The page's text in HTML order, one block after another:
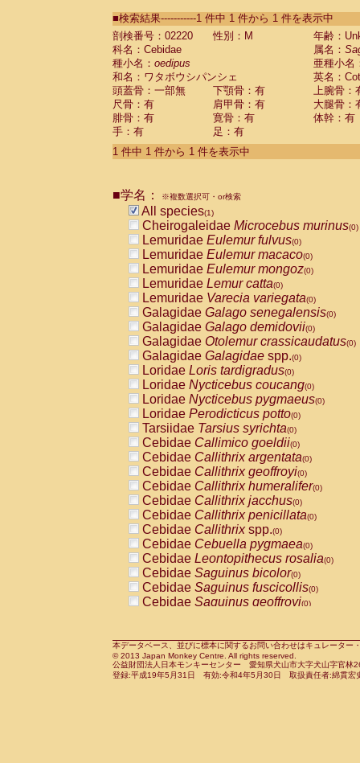
CebidaeSaguinus labiatus(0)
Cebidae Saguinus leucopus (0)
Cebidae
Cebidae
CebidaeSaguinus nigricollis (0)
Cebidae Saguinus oedipus
Cebidae Saguinus weddelli
Cebidae Saguinusspp.
Cebidae Aotus trivirgatus
Cebidae Cebus albifrons
CebidaeCebus nigrivittatus
CebidaeCebus
CebidaeSaimiri boliviensis(0)
CebidaeSaimiri sciureus(0)
AtelidaeAlouatta caraya(0)
AtelidaeAlouatta fusca(0)
AtelidaeAlouatta seniculus
AtelidaeAlouattaspp.(0)
AtelidaeAteles belzebuth(0)
AtelidaeAteles geoffroyi(0)
AtelidaeAteles paniscus(0)
AtelidaeAtelesspp.(0)
Atelidae Lagothrix lagothricha
AtelidaeLagothrix lagothricha cana
PitheciidaeCacajao calvus
PitheciidaeCallicebus cupreus
PitheciidaeCallicebus donacophilus
PitheciidaeCallicebus moloch
PitheciidaeCallicebus torquatus
PitheciidaeCallicebusspp.(0)
PitheciidaeChiropotes satanas(0)
PitheciidaePithecia monachus
PitheciidaePithecia pithecia(0)
CercopithecidaeCercocebus agilis
CercopithecidaeCercocebus
CercopithecidaeCercocebus
CercopithecidaeCercocebus
CercopithecidaeCercocebus
CercopithecidaeCercocebushybrid
CercopithecidaePapio anubis(0)
CercopithecidaePapio cynocephalus
CercopithecidaePapio hamadryas(0)
■検索結果-----------1 件中 1 件から 1 件を表示中
剖検番号：02220
性別：M
年齢：
科名：Cebidae
属名：
種小名： oedipus
亜種小名
和名：ワタボウシパンシェ
英名：
頭蓋骨：一部無
下顎骨：有
上腕骨：
尺骨：有
肩甲骨：有
大腿骨：
腓骨：有
寛骨：有
体幹：有
手：有
足：有
1 件中 1 件から 1 件を表示中
■学名： ※複数選択可・or検索
All species(1)
Cheirogaleidae Microcebus murinus(0)
Lemuridae Eulemur fulvus(0)
Lemuridae Eulemur macaco(0)
Lemuridae Eulemur mongoz(0)
Lemuridae Lemur catta(0)
Lemuridae Varecia variegata(0)
Galagidae Galago senegalensis(0)
Galagidae Galago demidovii(0)
Galagidae Otolemur crassicaudatus(0)
Galagidae Galagidae spp.(0)
Loridae Loris tardigradus(0)
Loridae Nycticebus coucang(0)
Loridae Nycticebus pygmaeus(0)
Loridae Perodicticus potto(0)
Tarsiidae Tarsius syrichta(0)
Cebidae Callimico goeldii(0)
Cebidae Callithrix argentata(0)
Cebidae Callithrix geoffroyi(0)
Cebidae Callithrix humeralifer(0)
Cebidae Callithrix jacchus(0)
Cebidae Callithrix penicillata(0)
Cebidae Callithrixspp.(0)
Cebidae Cebuella pygmaea(0)
Cebidae Leontopithecus rosalia(0)
Cebidae Saguinus bicolor(0)
Cebidae Saguinus fuscicollis(0)
Cebidae Saguinus geoffroyi(0)
CebidaeSaguinus leucopus(0)
CebidaeSaguinus midas(0)
Cebidae Saguinus mystax(0)
本データベース、並びに標本に関するお問い合わせはキュレータ
© 2013 Japan Monkey Centre. All rights reserved.
公益財団法人日本モンキーセンター 愛知県犬山市大字犬山字官
登録:平成19年5月31日 有効:令和4年5月30日 取扱責任者:綿貫宏